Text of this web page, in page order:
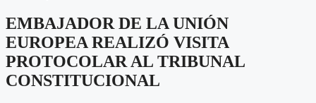
EMBAJADOR DE LA UNIÓN
EUROPEA REALIZÓ VISITA
PROTOCOLAR AL TRIBUNAL
CONSTITUCIONAL